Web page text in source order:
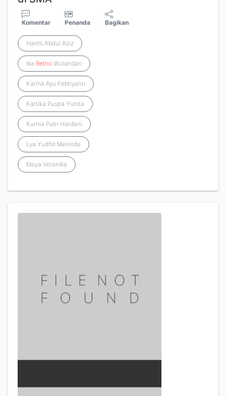
Komentar Penanda Bagikan
Harits Abdul Aziz
Ika Retno Wulandari
Karina Ayu Febriyanti
Kartika Puspa Yunita
Kurnia Putri Hardani
Lya Yudhit Meilinda
Maya Veranika